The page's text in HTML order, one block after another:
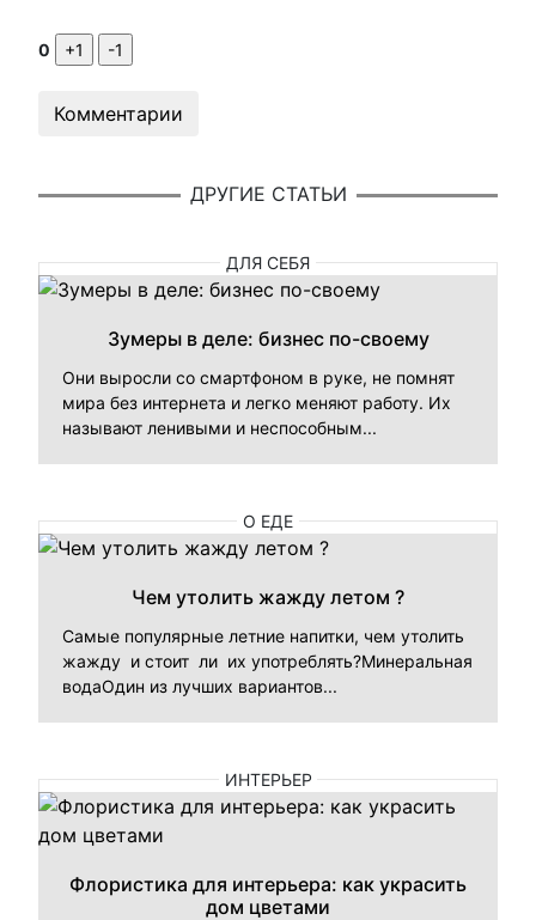
0
Комментарии
ДРУГИЕ СТАТЬИ
ДЛЯ СЕБЯ
Зумеры в деле: бизнес по-своему
Они выросли со смартфоном в руке, не помнят
мира без интернета и легко меняют работу. Их
называют ленивыми и неспособным...
О ЕДЕ
Чем утолить жажду летом ?
Самые популярные летние напитки, чем утолить
жажду и стоит ли их употреблять?Минеральная
водаОдин из лучших вариантов...
ИНТЕРЬЕР
Флористика для интерьера: как украсить
дом цветами